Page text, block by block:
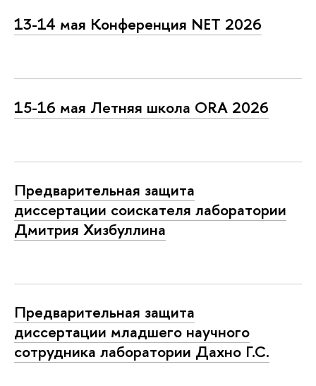
13-14 мая Конференция NET 2026
15-16 мая Летняя школа ORA 2026
Предварительная защита
диссертации соискателя лаборатории
Дмитрия Хизбуллина
Предварительная защита
диссертации младшего научного
сотрудника лаборатории Дахно Г.С.